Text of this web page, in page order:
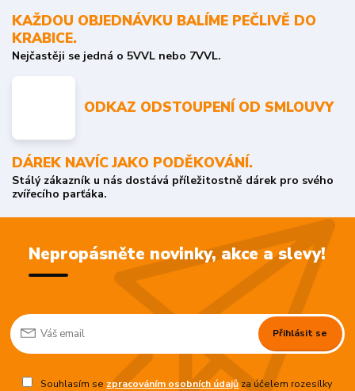
KAŽDOU OBJEDNÁVKU BALÍME PEČLIVĚ DO
KRABICE.
Nejčastěji se jedná o 5VVL nebo 7VVL.
ODKAZ ODSTOUPENÍ OD SMLOUVY
DÁREK NAVÍC JAKO PODĚKOVÁNÍ.
Stálý zákazník u nás dostává příležitostně dárek pro svého
zvířecího parťáka.
Nepropásněte novinky, akce a slevy!
Přihlásit se
Souhlasím se zpracováním osobních údajůza účelem rozesílky